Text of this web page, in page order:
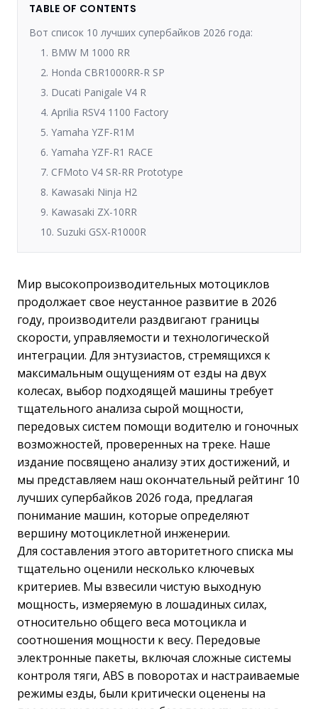
TABLE OF CONTENTS
Вот список 10 лучших супербайков 2026 года:
1. BMW M 1000 RR
2. Honda CBR1000RR-R SP
3. Ducati Panigale V4 R
4. Aprilia RSV4 1100 Factory
5. Yamaha YZF-R1M
6. Yamaha YZF-R1 RACE
7. CFMoto V4 SR-RR Prototype
8. Kawasaki Ninja H2
9. Kawasaki ZX-10RR
10. Suzuki GSX-R1000R
Мир высокопроизводительных мотоциклов
продолжает свое неустанное развитие в 2026
году, производители раздвигают границы
скорости, управляемости и технологической
интеграции. Для энтузиастов, стремящихся к
максимальным ощущениям от езды на двух
колесах, выбор подходящей машины требует
тщательного анализа сырой мощности,
передовых систем помощи водителю и гоночных
возможностей, проверенных на треке. Наше
издание посвящено анализу этих достижений, и
мы представляем наш окончательный рейтинг 10
лучших супербайков 2026 года, предлагая
понимание машин, которые определяют
вершину мотоциклетной инженерии.
Для составления этого авторитетного списка мы
тщательно оценили несколько ключевых
критериев. Мы взвесили чистую выходную
мощность, измеряемую в лошадиных силах,
относительно общего веса мотоцикла и
соотношения мощности к весу. Передовые
электронные пакеты, включая сложные системы
контроля тяги, ABS в поворотах и настраиваемые
режимы езды, были критически оценены на